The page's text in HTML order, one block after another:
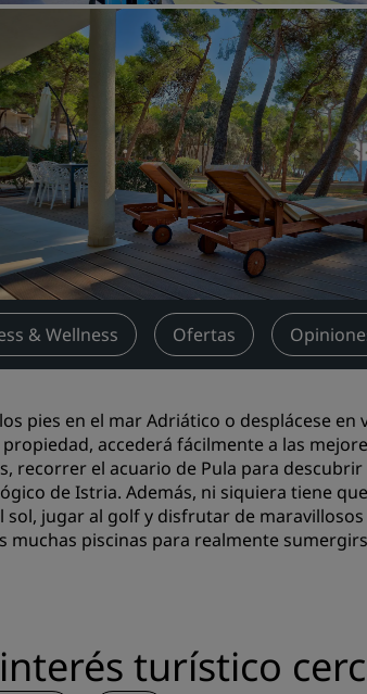
Reserva un
Solicita un
Destinos
Soluciones
Buscar
Buscar vuelos
Restaurantes
Buscar
Aplicación
& Wellness Ofertas
pies en el mar Adriático o desplácese
accederá fácilmente a las
recorrer el acuario de Pula para
de Istria. Además, ni siquiera tiene
sol, jugar al golf y disfrutar de
muchas piscinas para realmente
turístico